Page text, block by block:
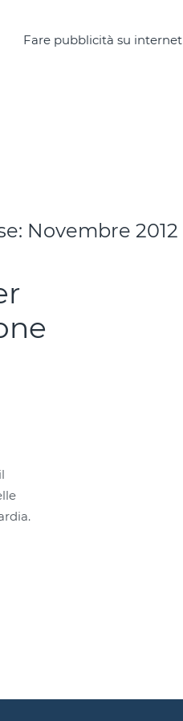
Fare pubblicità su internet
Novembre 2012